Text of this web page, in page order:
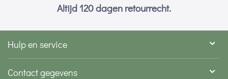
Altijd 120 dagen retourrecht.
Hulp en service
Contact gegevens